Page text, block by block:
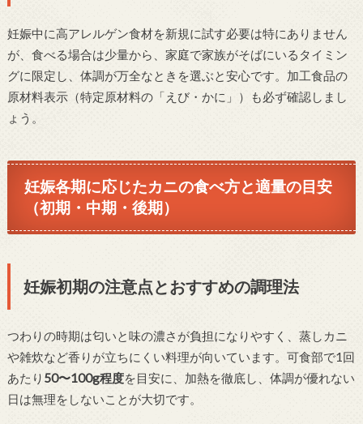
妊娠中に高アレルゲン食材を新規に試す必要は特にありません
が、食べる場合は少量から、家庭で家族がそばにいるタイミン
グに限定し、体調が万全なときを選ぶと安心です。加工食品の
原材料表示（特定原材料の「えび・かに」）も必ず確認しまし
ょう。
妊娠各期に応じたカニの食べ方と適量の目安
（初期・中期・後期）
妊娠初期の注意点とおすすめの調理法
つわりの時期は匂いと味の濃さが負担になりやすく、蒸しカニ
や雑炊など香りが立ちにくい料理が向いています。可食部で1回
あたり 50〜100g程度を目安に、加熱を徹底し、体調が優れない
日は無理をしないことが大切です。